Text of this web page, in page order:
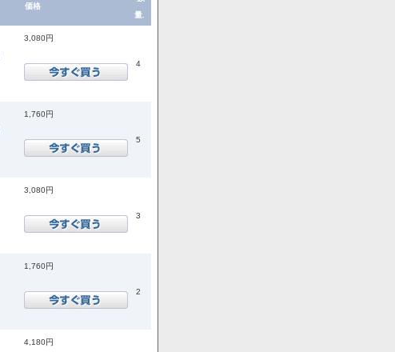
価格
量.
3,080円
4
1,760円
5
3,080円
3
1,760円
2
4,180円